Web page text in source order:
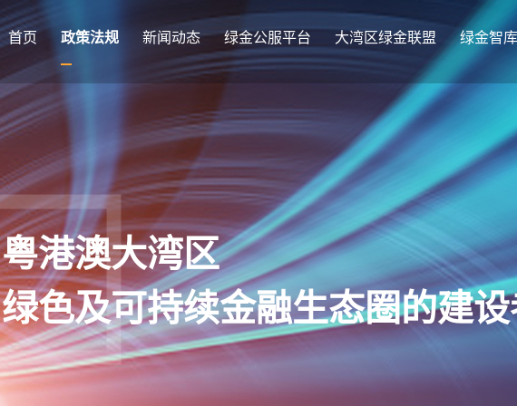
首页 政策法规 新闻动态 绿金公服平台 大湾区绿金联盟 绿金智库
粤港澳大湾区
绿色及可持续金融生态圈的建